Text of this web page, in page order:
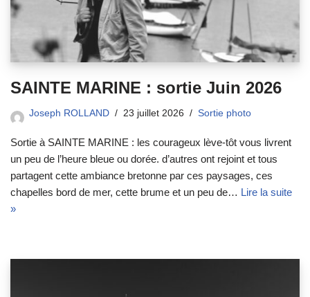
SAINTE MARINE : sortie Juin 2026
Joseph ROLLAND 23 juillet 2026 Sortie photo
Sortie à SAINTE MARINE : les courageux lève-tôt vous livrent
un peu de l’heure bleue ou dorée. d’autres ont rejoint et tous
partagent cette ambiance bretonne par ces paysages, ces
chapelles bord de mer, cette brume et un peu de… Lire la suite
»